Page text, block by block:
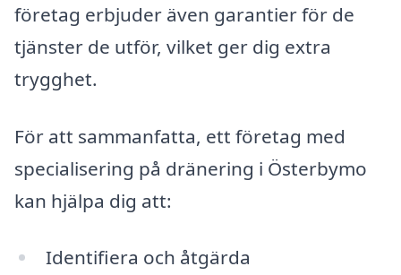
företag erbjuder även garantier för de
tjänster de utför, vilket ger dig extra
trygghet.
För att sammanfatta, ett företag med
specialisering på dränering i Österbymo
kan hjälpa dig att:
Identifiera och åtgärda